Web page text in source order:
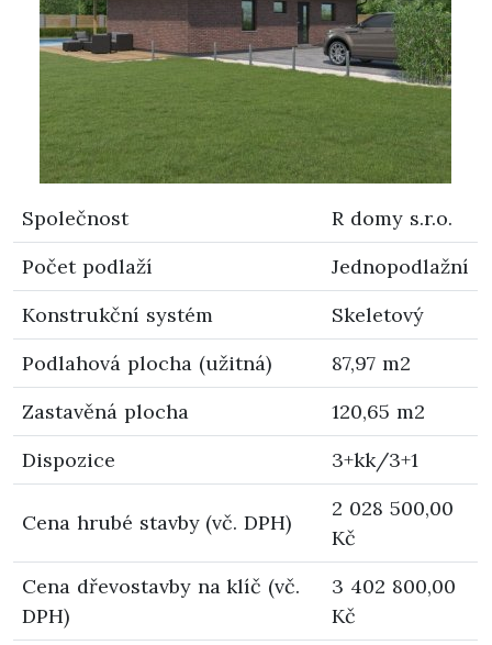
Společnost
R domy s.r.o.
Počet podlaží
Jednopodlažní
Konstrukční systém
Skeletový
Podlahová plocha (užitná)
87,97 m2
Zastavěná plocha
120,65 m2
Dispozice
3+kk/3+1
Cena hrubé stavby (vč. DPH)
2 028 500,00
Kč
Cena dřevostavby na klíč (vč.
DPH)
3 402 800,00
Kč